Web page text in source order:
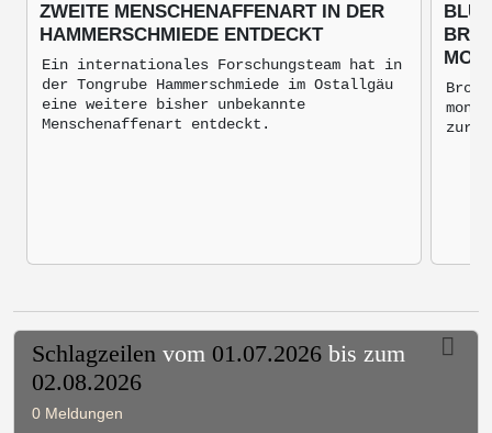
ZWEITE MENSCHENAFFENART IN DER
HAMMERSCHMIEDE ENTDECKT
Ein internationales Forschungsteam hat in
der Tongrube Hammerschmiede im Ostallgäu
eine weitere bisher unbekannte
Menschenaffenart entdeckt.
zur
Schlagzeilen vom 01.07.2026 bis zum
02.08.2026
0 Meldungen